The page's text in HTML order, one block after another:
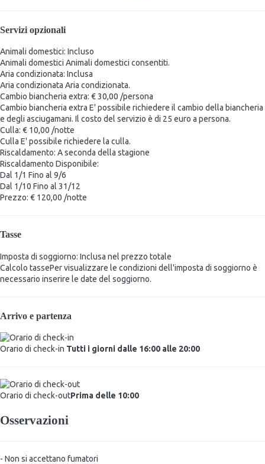
Servizi opzionali
Animali domestici: Incluso
Animali domestici Animali domestici consentiti.
Aria condizionata: Inclusa
Aria condizionata Aria condizionata.
Cambio biancheria extra: € 30,00 /persona
Cambio biancheria extra E' possibile richiedere il cambio della biancheria
e degli asciugamani. Il costo del servizio è di 25 euro a persona.
Culla: € 10,00 /notte
Culla E' possibile richiedere la culla.
Riscaldamento: A seconda della stagione
Riscaldamento Disponibile:
Dal 1/1 Fino al 9/6
Dal 1/10 Fino al 31/12
Prezzo: € 120,00 /notte
Tasse
Imposta di soggiorno: Inclusa nel prezzo totale
Calcolo tassePer visualizzare le condizioni dell'imposta di soggiorno è
necessario inserire le date del soggiorno.
Arrivo e partenza
Orario di check-in Tutti i giorni dalle 16:00 alle 20:00
Orario di check-outPrima delle 10:00
Osservazioni
- Non si accettano fumatori